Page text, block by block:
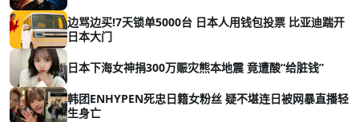
边骂边买!7天锁单5000台 日本人用钱包投票 比亚迪踹开
日本大门
日本下海女神捐300万赈灾熊本地震 竟遭酸“给脏钱”
韩团ENHYPEN死忠日籍女粉丝 疑不堪连日被网暴直播轻
生身亡